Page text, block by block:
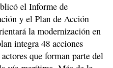
el Informe de
y el Plan de Acción
la modernización en
integra 48 acciones
que forman parte del